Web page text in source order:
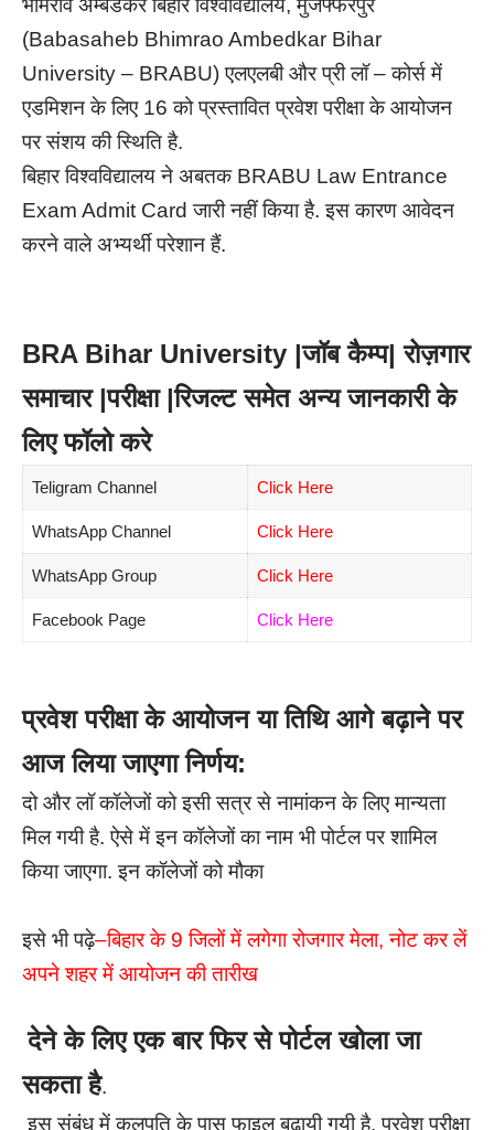
भीमराव अम्बेडकर बिहार विश्वविद्यालय, मुजफ्फरपुर
(Babasaheb Bhimrao Ambedkar Bihar
University – BRABU) एलएलबी और प्री लॉ – कोर्स में
एडमिशन के लिए 16 को प्रस्तावित प्रवेश परीक्षा के आयोजन
पर संशय की स्थिति है.
बिहार विश्वविद्यालय ने अबतक BRABU Law Entrance
Exam Admit Card जारी नहीं किया है. इस कारण आवेदन
करने वाले अभ्यर्थी परेशान हैं.
BRA Bihar University |जॉब कैम्प| रोज़गार
समाचार |परीक्षा |रिजल्ट समेत अन्य जानकारी के
लिए फॉलो करे
Teligram Channel Click Here
WhatsApp Channel Click Here
WhatsApp Group Click Here
Facebook Page Click Here
प्रवेश परीक्षा के आयोजन या तिथि आगे बढ़ाने पर
आज लिया जाएगा निर्णय:
दो और लॉ कॉलेजों को इसी सत्र से नामांकन के लिए मान्यता
मिल गयी है. ऐसे में इन कॉलेजों का नाम भी पोर्टल पर शामिल
किया जाएगा. इन कॉलेजों को मौका
इसे भी पढ़े–बिहार के 9 जिलों में लगेगा रोजगार मेला, नोट कर लें
अपने शहर में आयोजन की तारीख
देने के लिए एक बार फिर से पोर्टल खोला जा
सकता है.
इस संबंध में कुलपति के पास फाइल बढ़ायी गयी है. प्रवेश परीक्षा